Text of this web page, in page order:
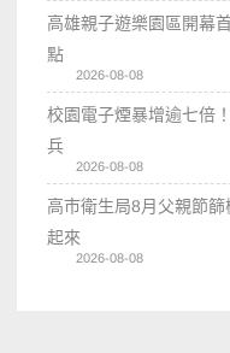
高雄親子遊樂園區開幕
點
2026-08-08
校園電子煙暴增逾七倍
兵
2026-08-08
高市衛生局8月父親節
起來
2026-08-08